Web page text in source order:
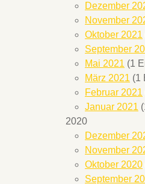
Dezember
November
Oktober 2021
September
Mai 2021 (1
März 2021 (1
Februar 2021
Januar 2021
2020
Dezember
November
Oktober 2020
September